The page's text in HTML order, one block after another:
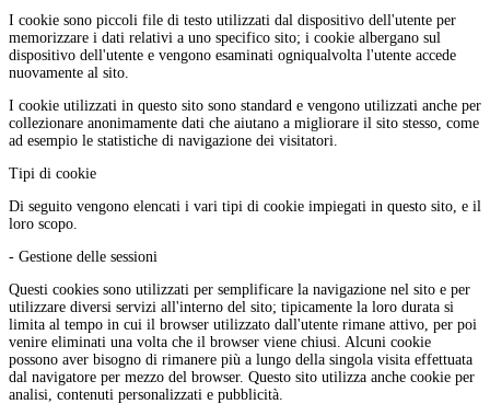
I cookie sono piccoli file di testo utilizzati dal dispositivo dell'utente per
memorizzare i dati relativi a uno specifico sito; i cookie albergano sul
dispositivo dell'utente e vengono esaminati ogniqualvolta l'utente accede
nuovamente al sito.
I cookie utilizzati in questo sito sono standard e vengono utilizzati anche per
collezionare anonimamente dati che aiutano a migliorare il sito stesso, come
ad esempio le statistiche di navigazione dei visitatori.
Tipi di cookie
Di seguito vengono elencati i vari tipi di cookie impiegati in questo sito, e il
loro scopo.
- Gestione delle sessioni
Questi cookies sono utilizzati per semplificare la navigazione nel sito e per
utilizzare diversi servizi all'interno del sito; tipicamente la loro durata si
limita al tempo in cui il browser utilizzato dall'utente rimane attivo, per poi
venire eliminati una volta che il browser viene chiusi. Alcuni cookie
possono aver bisogno di rimanere più a lungo della singola visita effettuata
dal navigatore per mezzo del browser. Questo sito utilizza anche cookie per
analisi, contenuti personalizzati e pubblicità.